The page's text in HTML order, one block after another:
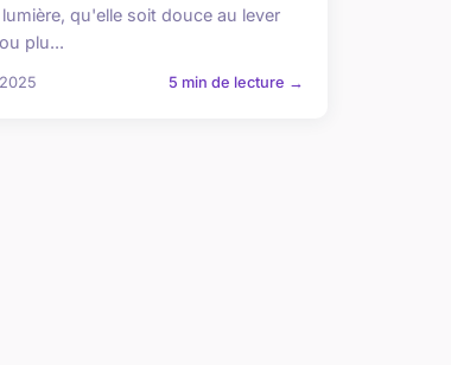
qu'elle soit douce au lever
plu...
5 min de lecture →